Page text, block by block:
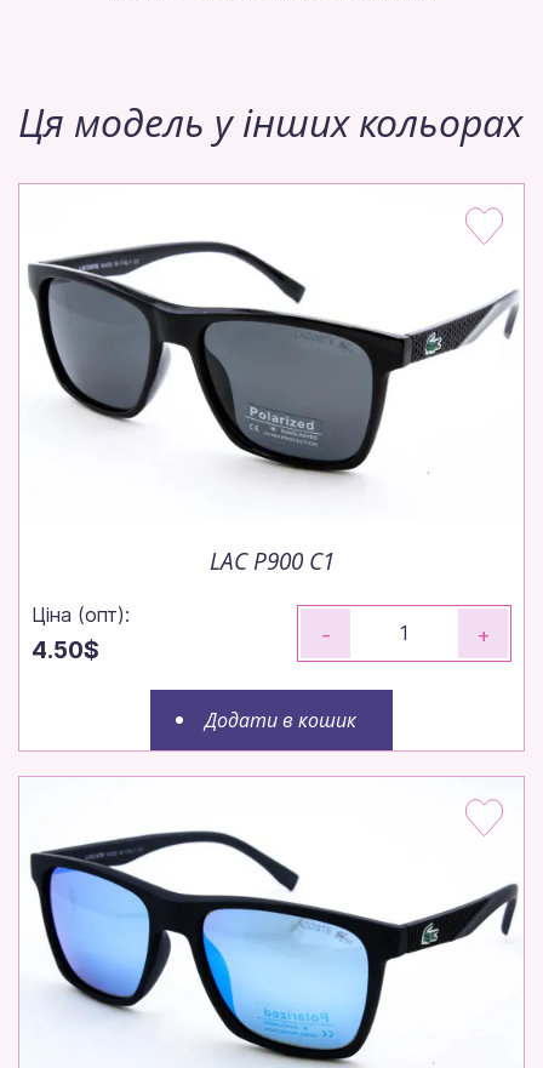
Ця модель у інших кольорах
LAC P900 C1
Ціна (опт):
4.50$
- +
Додати в кошик
Окуляри оптом — просто,
швидко, вигідно
Замовляйте до 14:00 — відправимо